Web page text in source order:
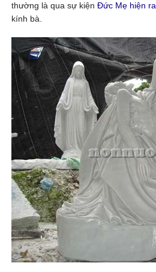
thường là qua sự kiện Đức Mẹ hiện ra
kính bà.